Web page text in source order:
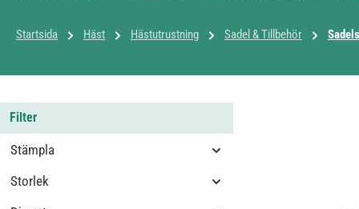
Startsida Häst Hästutrustning Sadel & Tillbehör
Filter
Stämpla
Storlek